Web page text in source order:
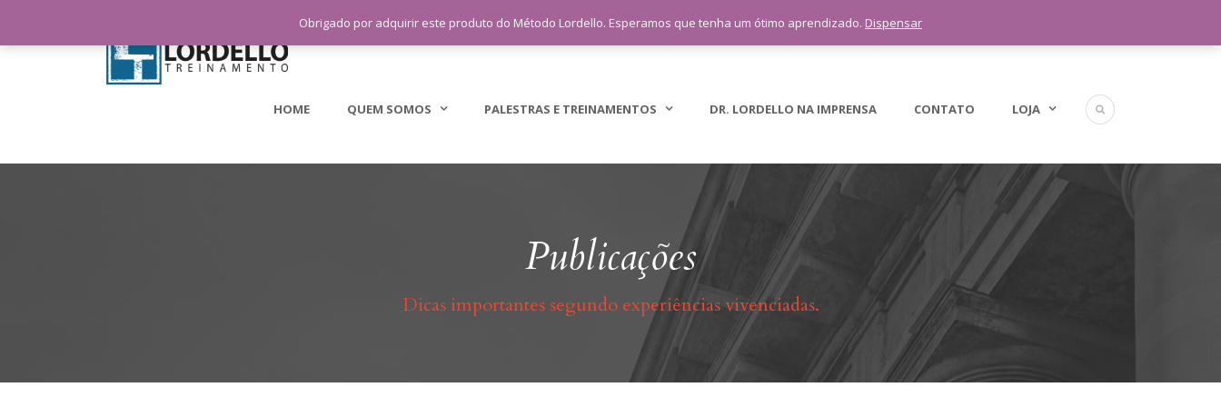
sac@lordellotreinamento.com.br +55 11 9 1398-3091
HOME QUEM SOMOS PALESTRAS E TREINAMENTOS DR. LORDELLO NA IMPRENSA CONTATO LOJA
Publicações
Dicas importantes segundo experiências vivenciadas.
Obrigado por adquirir este produto do Método Lordello. Esperamos que tenha um ótimo aprendizado. Dispensar